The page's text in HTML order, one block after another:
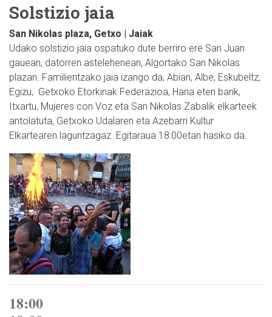
Solstizio jaia
San Nikolas plaza, Getxo | Jaiak
Udako solstizio jaia ospatuko dute berriro ere San Juan
gauean, datorren astelehenean, Algortako San Nikolas
plazan. Familientzako jaia izango da, Abian, Albe, Eskubeltz,
Egizu, Getxoko Etorkinak Federazioa, Haria eten barik,
Itxartu, Mujeres con Voz eta San Nikolas Zabalik elkarteek
antolatuta, Getxoko Udalaren eta Azebarri Kultur
Elkartearen laguntzagaz. Egitaraua 18:00etan hasiko da.
18:00